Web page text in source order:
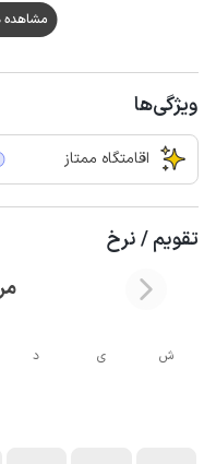
مشاهده همه
ویژگی‌ها
اقامتگاه ممتاز
تقویم / نرخ
ش ی د